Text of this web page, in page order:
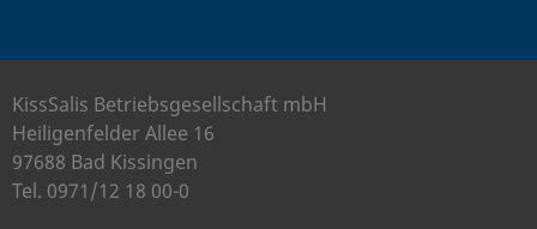
KissSalis Betriebsgesellschaft mbH
Heiligenfelder Allee 16
97688 Bad Kissingen
Tel. 0971/12 18 00-0